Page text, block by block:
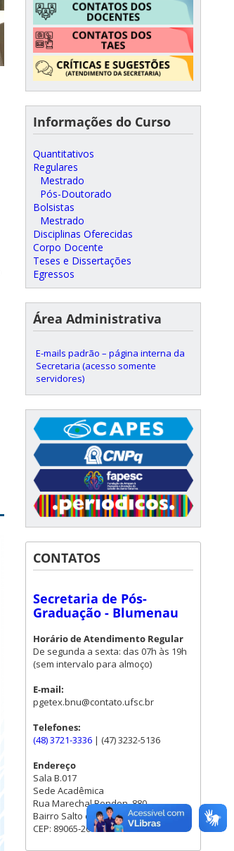
Informações do Curso
Quantitativos
Regulares
Mestrado
Pós-Doutorado
Bolsistas
Mestrado
Disciplinas Oferecidas
Corpo Docente
Teses e Dissertações
Egressos
Área Administrativa
E-mails padrão – página interna da
Secretaria (acesso somente
servidores)
CONTATOS
Secretaria de Pós-
Graduação - Blumenau
Horário de Atendimento Regular
De segunda a sexta: das 07h às 19h
(sem intervalo para almoço)
E-mail:
pgetex.bnu@contato.ufsc.br
Telefones:
(48) 3721-3336 | (47) 3232-5136
Endereço
Sala B.017
Sede Acadêmica
Rua Marechal Rondon, 880.
Bairro Salto do Norte - Blumenau/SC.
CEP: 89065-200